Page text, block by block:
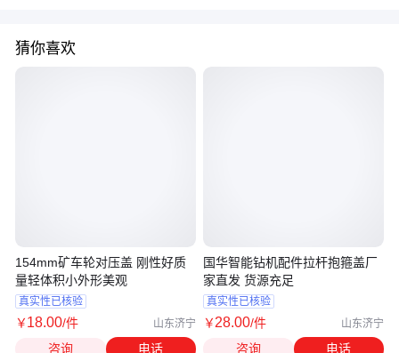
猜你喜欢
154mm矿车轮对压盖 刚性好质
量轻体积小外形美观
真实性已核验
￥18.00/件 山东济宁
咨询 电话
国华智能钻机配件拉杆抱箍盖厂
家直发 货源充足
真实性已核验
￥28.00/件 山东济宁
咨询 电话